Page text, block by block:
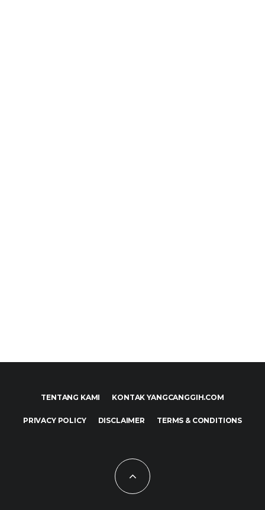
TENTANG KAMI KONTAK YANGCANGGIH.COM
PRIVACY POLICY DISCLAIMER TERMS & CONDITIONS